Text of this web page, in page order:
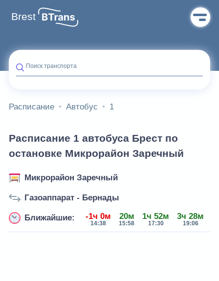
Brest
Поиск транспорта
Расписание Автобус 1
Расписание 1 автобуса Брест по
остановке Микрорайон Заречный
Микрорайон Заречный
Газоаппарат - Бернады
Ближайшие: -1ч 0м
14:38
20м
15:58
1ч 52м
17:30
3ч 28м
19:06